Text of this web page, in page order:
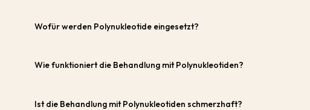
Wofür werden Polynukleotide eingesetzt?
Wie funktioniert die Behandlung mit Polynukleotiden?
Ist die Behandlung mit Polynukleotiden schmerzhaft?